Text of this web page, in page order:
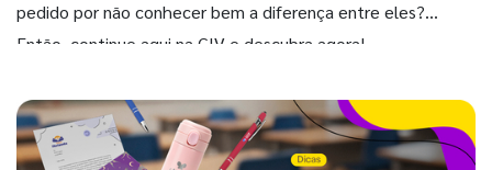
pedido por não conhecer bem a diferença entre eles?
Então, continue aqui na GIV e descubra agora!